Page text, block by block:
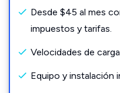
Desde $45 al mes
impuestos y tarifas.
Velocidades de
Equipo y instalación